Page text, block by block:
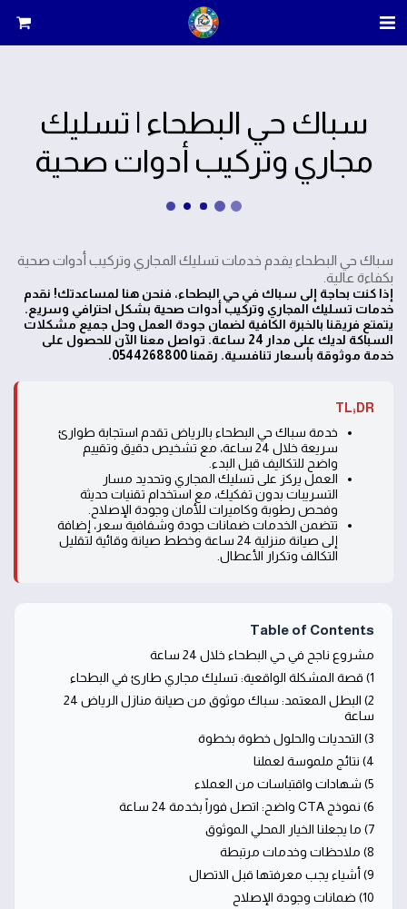
سباك حي البطحاء | تسليك
مجاري وتركيب أدوات صحية
سباك حي البطحاء يقدم خدمات تسليك المجاري وتركيب أدوات صحية
بكفاءة عالية.
إذا كنت بحاجة إلى سباك في حي البطحاء، فنحن هنا لمساعدتك! نقدم
خدمات تسليك المجاري وتركيب أدوات صحية بشكل احترافي وسريع.
يتمتع فريقنا بالخبرة الكافية لضمان جودة العمل وحل جميع مشكلات
السباكة لديك على مدار 24 ساعة. تواصل معنا الآن للحصول على
خدمة موثوقة بأسعار تنافسية. رقمنا 0544268800.
TL;DR
خدمة سباك حي البطحاء بالرياض تقدم استجابة طوارئ
سريعة خلال 24 ساعة، مع تشخيص دقيق وتقييم
واضح للتكاليف قبل البدء.
العمل يركز على تسليك المجاري وتحديد مسار
التسريبات بدون تفكيك، مع استخدام تقنيات حديثة
وفحص رطوبة وكاميرات للأمان وجودة الإصلاح.
تتضمن الخدمات ضمانات جودة وشفافية سعر، إضافة
إلى صيانة منزلية 24 ساعة وخطط صيانة وقائية لتقليل
التكالف وتكرار الأعطال.
Table of Contents
مشروع ناجح في حي البطحاء خلال 24 ساعة
1) قصة المشكلة الواقعية: تسليك مجاري طارئ في البطحاء
2) البطل المعتمد: سباك موثوق من صيانة منازل الرياض 24
ساعة
3) التحديات والحلول خطوة بخطوة
4) نتائج ملموسة لعملنا
5) شهادات واقتباسات من العملاء
6) نموذج CTA واضح: اتصل فوراً بخدمة 24 ساعة
7) ما يجعلنا الخيار المحلي الموثوق
8) ملاحظات وخدمات مرتبطة
9) أشياء يجب معرفتها قبل الاتصال
10) ضمانات وجودة الإصلاح